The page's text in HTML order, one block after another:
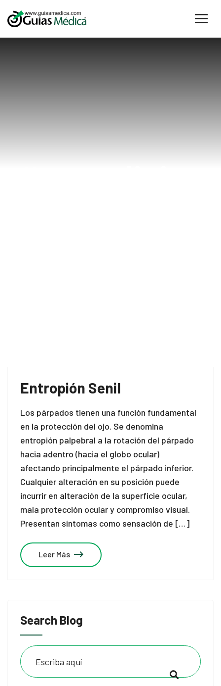
Search Blog
Entropión Senil
Los párpados tienen una función fundamental
en la protección del ojo. Se denomina
entropión palpebral a la rotación del párpado
hacia adentro (hacia el globo ocular)
afectando principalmente el párpado inferior.
Cualquier alteración en su posición puede
incurrir en alteración de la superficie ocular,
mala protección ocular y compromiso visual.
Presentan síntomas como sensación de […]
Leer Más